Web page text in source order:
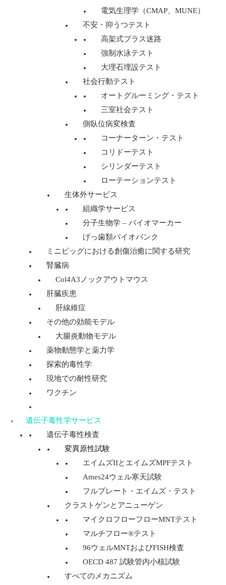
電気生理学（CMAP、MUNE）
不安・抑うつテスト
高架式プラス迷路
強制水泳テスト
大理石埋設テスト
社会行動テスト
オートグルーミング・テスト
三室社会テスト
側臥位病変検査
コーナーターン・テスト
コリドーテスト
シリンダーテスト
ローテーションテスト
生体外サービス
組織学サービス
分子生物学 – バイオマーカー
げっ歯類バイオバンク
ミニピッグにおける創傷治癒に関する研究
腎臓病
Col4A3ノックアウトマウス
肝臓疾患
肝線維症
その他の効能モデル
大腸炎動物モデル
薬物動態学と薬力学
探索的毒性学
現地での耐性研究
ワクチン
遺伝子毒性学サービス
遺伝子毒性検査
変異原性試験
エイムズIIとエイムズMPFテスト
Ames24ウェル寒天試験
フルプレート・エイムズ・テスト
クラストゲンとアニューゲン
マイクロフローフローMNTテスト
マルチフロー®テスト
96ウェルMNTおよびFISH検査
OECD 487 試験管内小核試験
すべてのメカニズム